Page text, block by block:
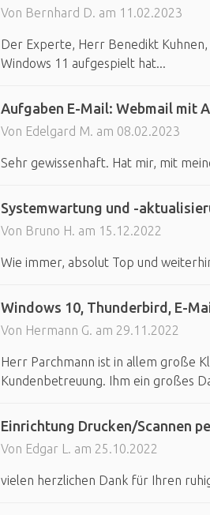
Von Bernhard D. am 11.02.2023
Der Experte, Herr Benedikt
Windows 11 aufgespielt hat...
Aufgaben E-Mail: Webmail mit
Von Edelgard M. am 08.02.2023
Sehr gewissenhaft. Hat mir, mit
Systemwartung und -
Von Bruno H. am 15.12.2022
Wie immer, absolut Top und
Windows 10, Thunderbird, E-
Von Hermann G. am 29.11.2022
Herr Parchmann ist in allem große
Kundenbetreuung. Ihm ein großes
Einrichtung Drucken/Scannen
Von Edgar L. am 25.10.2022
vielen herzlichen Dank für Ihren